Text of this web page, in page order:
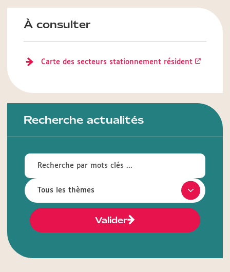
À consulter
Carte des secteurs stationnement résident
Recherche actualités
Valider